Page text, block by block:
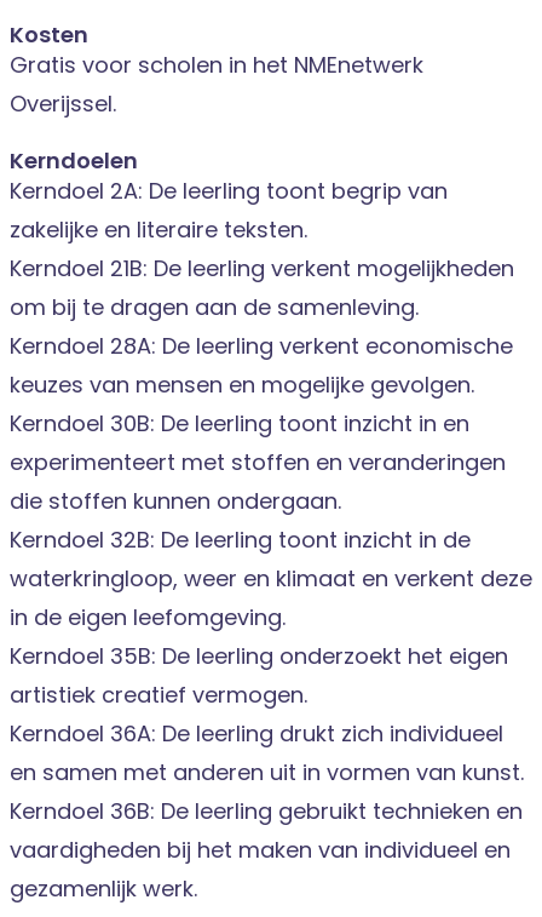
Kosten
Gratis voor scholen in het NMEnetwerk
Overijssel.
Kerndoelen
Kerndoel 2A: De leerling toont begrip van
zakelijke en literaire teksten.
Kerndoel 21B: De leerling verkent mogelijkheden
om bij te dragen aan de samenleving.
Kerndoel 28A: De leerling verkent economische
keuzes van mensen en mogelijke gevolgen.
Kerndoel 30B: De leerling toont inzicht in en
experimenteert met stoffen en veranderingen
die stoffen kunnen ondergaan.
Kerndoel 32B: De leerling toont inzicht in de
waterkringloop, weer en klimaat en verkent deze
in de eigen leefomgeving.
Kerndoel 35B: De leerling onderzoekt het eigen
artistiek creatief vermogen.
Kerndoel 36A: De leerling drukt zich individueel
en samen met anderen uit in vormen van kunst.
Kerndoel 36B: De leerling gebruikt technieken en
vaardigheden bij het maken van individueel en
gezamenlijk werk.